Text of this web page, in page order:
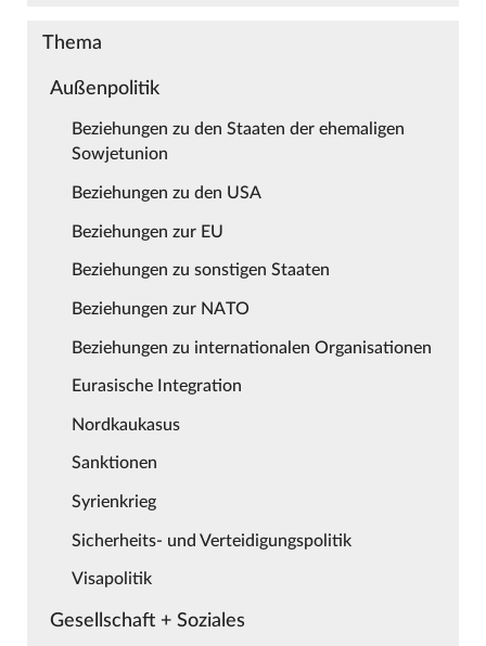
Thema
Außenpolitik
Beziehungen zu den Staaten der ehemaligen
Sowjetunion
Beziehungen zu den USA
Beziehungen zur EU
Beziehungen zu sonstigen Staaten
Beziehungen zur NATO
Beziehungen zu internationalen Organisationen
Eurasische Integration
Nordkaukasus
Sanktionen
Syrienkrieg
Sicherheits- und Verteidigungspolitik
Visapolitik
Gesellschaft + Soziales